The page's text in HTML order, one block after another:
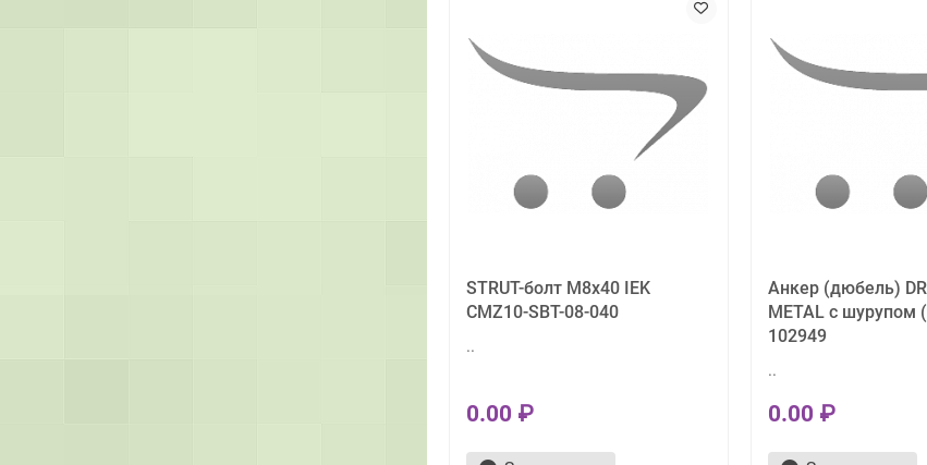
STRUT-болт М8х40 IEK
CMZ10-SBT-08-040
..
0.00 ₽
Анкер (дюбель)
METAL с шурупом
102949
..
0.00 ₽